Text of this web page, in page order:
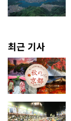
최근 기사